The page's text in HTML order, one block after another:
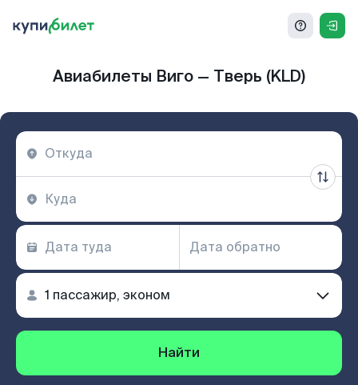
Авиабилеты Виго — Тверь (KLD)
Найти